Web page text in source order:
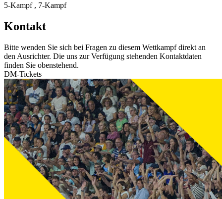
5-Kampf , 7-Kampf
Kontakt
Bitte wenden Sie sich bei Fragen zu diesem Wettkampf direkt an
den Ausrichter. Die uns zur Verfügung stehenden Kontaktdaten
finden Sie obenstehend.
DM-Tickets